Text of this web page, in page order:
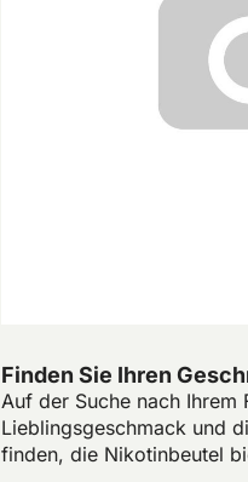
Finden Sie Ihren
Auf der Suche nach Ihrem
Lieblingsgeschmack und
finden, die Nikotinbeutel